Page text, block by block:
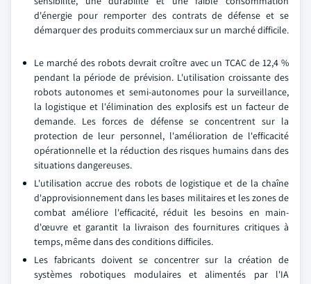
d'énergie pour remporter des contrats de défense et se
démarquer des produits commerciaux sur un marché difficile.
Le marché des robots devrait croître avec un TCAC de 12,4 %
pendant la période de prévision. L'utilisation croissante des
robots autonomes et semi-autonomes pour la surveillance,
la logistique et l'élimination des explosifs est un facteur de
demande. Les forces de défense se concentrent sur la
protection de leur personnel, l'amélioration de l'efficacité
opérationnelle et la réduction des risques humains dans des
situations dangereuses.
L'utilisation accrue des robots de logistique et de la chaîne
d'approvisionnement dans les bases militaires et les zones de
combat améliore l'efficacité, réduit les besoins en main-
d'œuvre et garantit la livraison des fournitures critiques à
temps, même dans des conditions difficiles.
Les fabricants doivent se concentrer sur la création de
systèmes robotiques modulaires et alimentés par l'IA